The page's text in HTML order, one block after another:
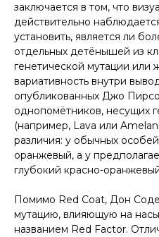
заключается в том, что
действительно
установить, является ли
отдельных детёнышей из
генетической мутации или
вариативность внутри
опубликованных Джо
однопомётников, несущих
(например, Lava или
различия: у обычных
оранжевый, а у
глубокий красно-
Помимо Red Coat, Дон
мутацию, влияющую на
названием Red Factor.